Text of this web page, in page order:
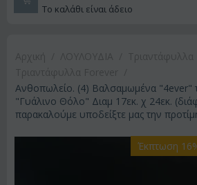
Το καλάθι είναι άδειο
Ανθοπωλείο. (4) Βαλσαμωμένα "4ever"
"Γυάλινο Θόλο" Διαμ 17εκ. χ 24εκ.
παρακαλούμε υποδείξτε μας την
Έκπτωση